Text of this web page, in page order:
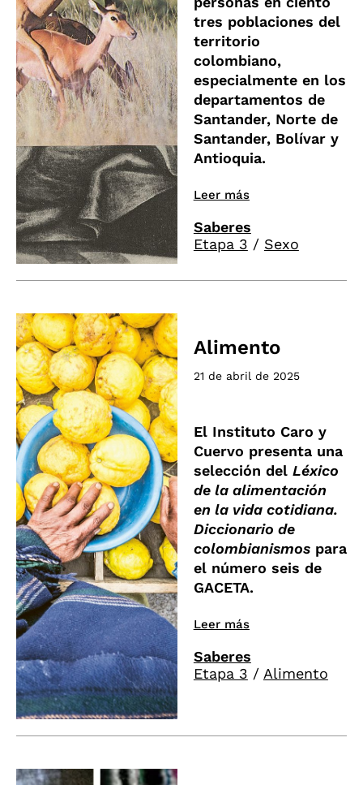
tres poblaciones del
territorio
colombiano,
especialmente en los
departamentos de
Santander, Norte de
Santander, Bolívar y
Antioquia.
Leer más
Saberes
Etapa 3 / Sexo
Alimento
21 de abril de 2025
El Instituto Caro y
Cuervo presenta una
selección del Léxico
de la alimentación
en la vida cotidiana.
Diccionario de
colombianismospara
el número seis de
GACETA.
Leer más
Saberes
Etapa 3 / Alimento